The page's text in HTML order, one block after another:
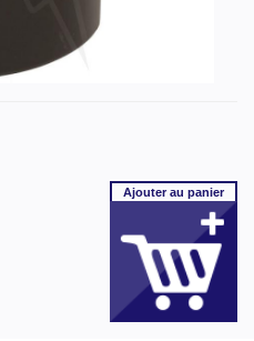
Ajouterau panier